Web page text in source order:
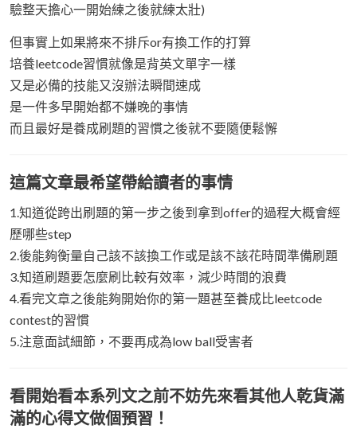
驗整天擔心一開始練之後就練太壯)
但事實上如果將來不排斥or有換工作的打算
培養leetcode習慣就像是背英文單字一樣
又是必備的技能又沒辦法瞬間速成
是一件多早開始都不嫌晚的事情
而且最好是養成刷題的習慣之後就不要隨便鬆懈
這篇文章最希望帶給讀者的事情
1.知道從跨出刷題的第一步之後到拿到offer的過程大概會經
歷哪些step
2.後能夠衡量自己該不該換工作或是該不該花時間準備刷題
3.知道刷題要怎麼刷比較有效率，減少時間的浪費
4.看完文章之後能夠開始你的第一題甚至養成比leetcode
contest的習慣
5.注意面試細節，不要再成為low ball受害者
看開始看本系列文之前不妨先來看其他人乾貨滿
滿的心得文做個預習！